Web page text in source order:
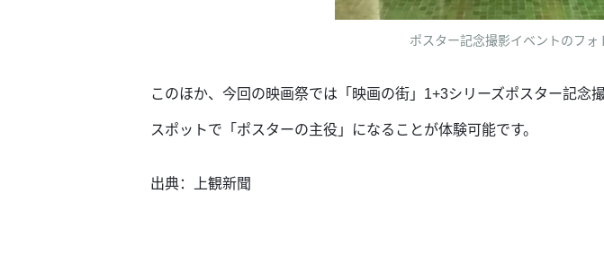
ポスター記念撮影イベントのフォ
このほか、今回の映画祭では「映画の街」1+3シリーズポスター記
スポットで「ポスターの主役」になることが体験可能です。
出典：上観新聞